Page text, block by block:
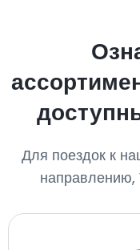
Для поездок к
направлению,